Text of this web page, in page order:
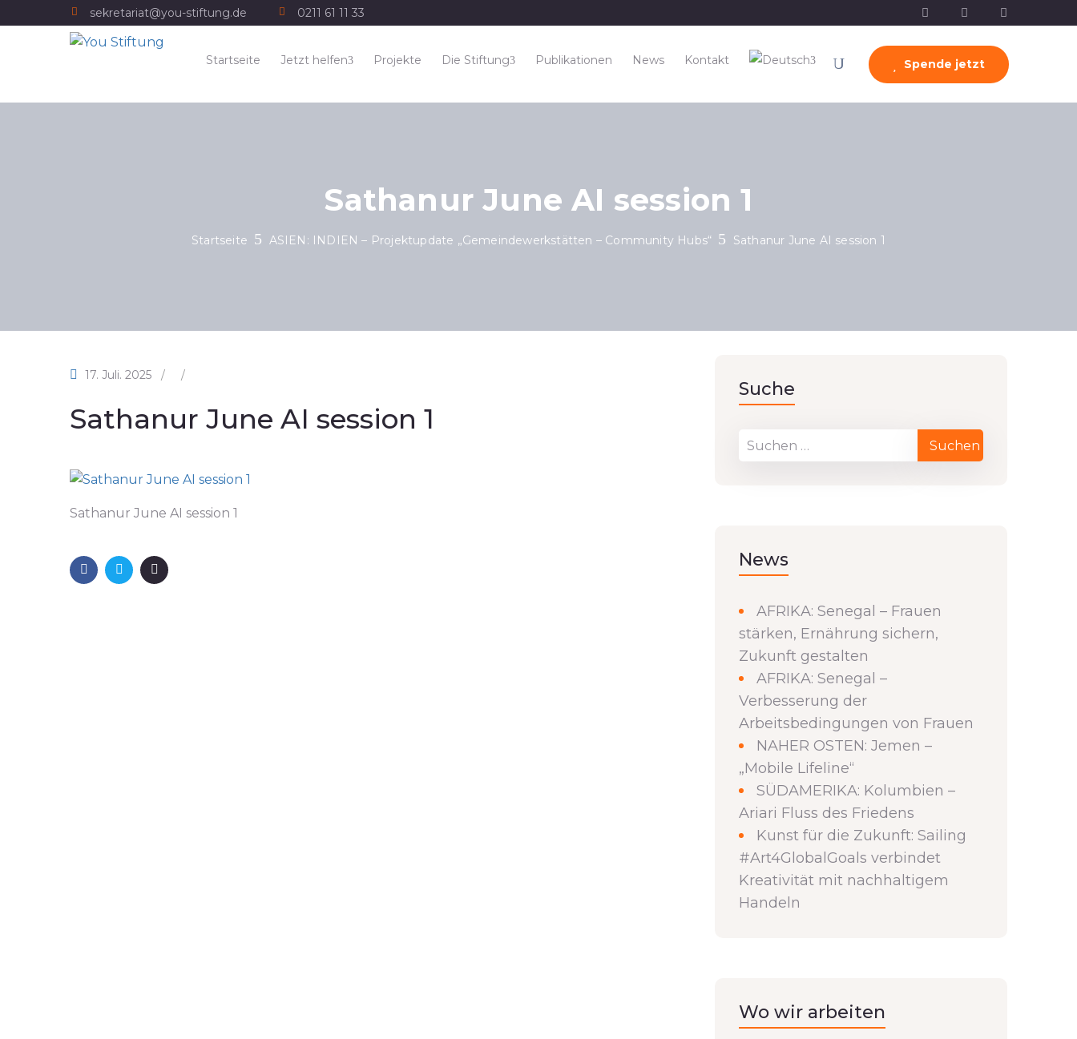
sekretariat@you-stiftung.de 0211 61 11 33
Startseite Jetzt helfen Projekte Die Stiftung Publikationen News Kontakt Spende jetzt
Sathanur June AI session 1
Startseite ASIEN: INDIEN – Projektupdate „Gemeindewerkstätten – Community Hubs“ Sathanur June AI session 1
17. Juli. 2025 / /
Sathanur June AI session 1
Sathanur June AI session 1
Suche
News
AFRIKA: Senegal – Frauen
stärken, Ernährung sichern,
Zukunft gestalten
AFRIKA: Senegal –
Verbesserung der
Arbeitsbedingungen von Frauen
NAHER OSTEN: Jemen –
„Mobile Lifeline“
SÜDAMERIKA: Kolumbien –
Ariari Fluss des Friedens
Kunst für die Zukunft: Sailing
#Art4GlobalGoals verbindet
Kreativität mit nachhaltigem
Handeln
Wo wir arbeiten